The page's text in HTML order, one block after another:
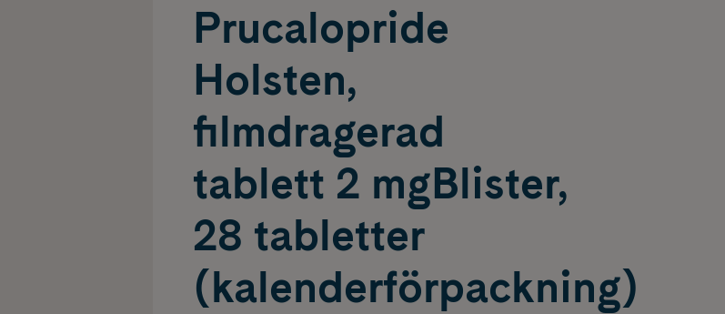
Prucalopride
Holsten,
filmdragerad
tablett 2 mgBlister,
28 tabletter
(kalenderförpackning)